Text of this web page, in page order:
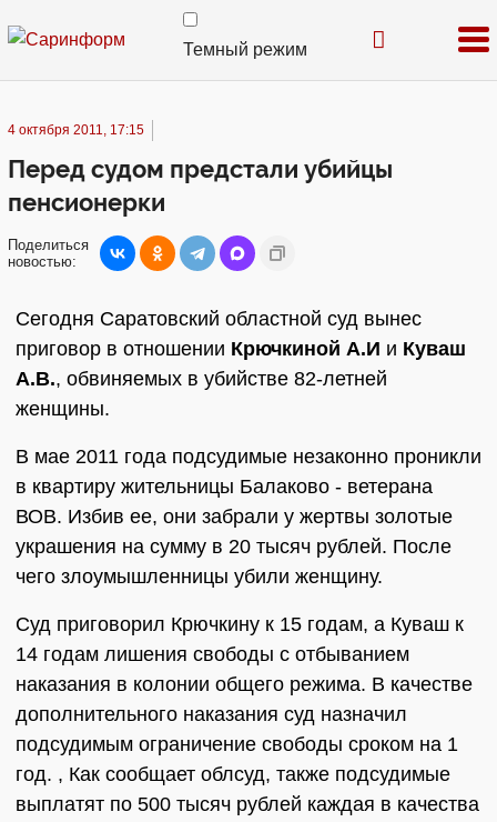
Темный режим
4 октября 2011, 17:15
Перед судом предстали убийцы
пенсионерки
Поделиться
новостью:
Сегодня Саратовский областной суд вынес
приговор в отношении Крючкиной А.И и Куваш
А.В., обвиняемых в убийстве 82-летней
женщины.
В мае 2011 года подсудимые незаконно проникли
в квартиру жительницы Балаково - ветерана
ВОВ. Избив ее, они забрали у жертвы золотые
украшения на сумму в 20 тысяч рублей. После
чего злоумышленницы убили женщину.
Суд приговорил Крючкину к 15 годам, а Куваш к
14 годам лишения свободы с отбыванием
наказания в колонии общего режима. В качестве
дополнительного наказания суд назначил
подсудимым ограничение свободы сроком на 1
год. , Как сообщает облсуд, также подсудимые
выплатят по 500 тысяч рублей каждая в качества